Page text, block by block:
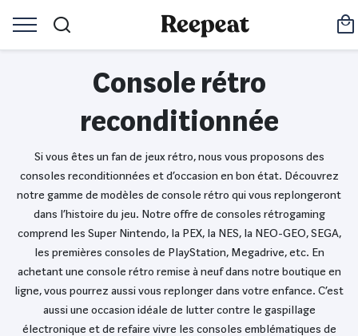
Console rétro
reconditionnée
Si vous êtes un fan de jeux rétro, nous vous proposons des
consoles reconditionnées et d’occasion en bon état. Découvrez
notre gamme de modèles de console rétro qui vous replongeront
dans l’histoire du jeu. Notre offre de consoles rétrogaming
comprend les Super Nintendo, la PEX, la NES, la NEO-GEO, SEGA,
les premières consoles de PlayStation, Megadrive, etc. En
achetant une console rétro remise à neuf dans notre boutique en
ligne, vous pourrez aussi vous replonger dans votre enfance. C’est
aussi une occasion idéale de lutter contre le gaspillage
électronique et de refaire vivre les consoles emblématiques de